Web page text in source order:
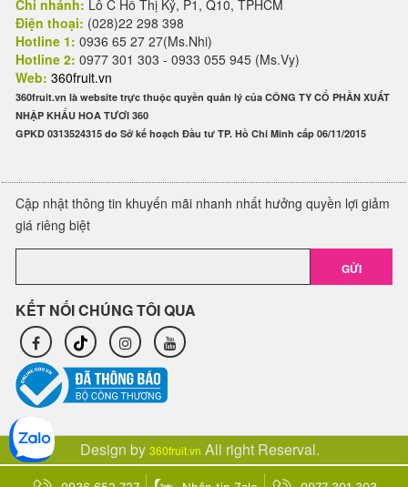
Chi nhánh: Lô C Hồ Thị Kỷ, P1, Q10, TPHCM
Điện thoại: (028)22 298 398
Hotline 1: 0936 65 27 27(Ms.Nhi)
Hotline 2: 0977 301 303 - 0933 055 945 (Ms.Vy)
Web: 360fruit.vn
360fruit.vn là website trực thuộc quyền quản lý của CÔNG TY CỔ PHẦN XUẤT
NHẬP KHẨU HOA TƯƠI 360
GPKD 0313524315 do Sở kế hoạch Đầu tư TP. Hồ Chí Minh cấp 06/11/2015
Cập nhật thông tin khuyến mãi nhanh nhất hưởng quyền lợi giảm
giá riêng biệt
GỬI
KẾT NỐI CHÚNG TÔI QUA
Design by 360fruit.vn All right Reserval.